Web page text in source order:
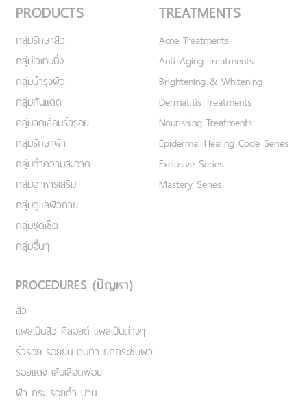
PRODUCTS
กลุ่มรักษาสิว
กลุ่มไวเทนนิ่ง
กลุ่มบำรุงผิว
กลุ่มกันแดด
กลุ่มลดเลือนริ้วรอย
กลุ่มรักษาฝ้า
กลุ่มทำความสะอาด
กลุ่มอาหารเสริม
กลุ่มดูแลผิวกาย
กลุ่มชุดเซ็ต
กลุ่มอื่นๆ
TREATMENTS
Acne Treatments
Anti Aging Treatments
Brightening & Whitening
Dermatitis Treatments
Nourishing Treatments
Epidermal Healing Code Series
Exclusive Series
Mastery Series
PROCEDURES (ปัญหา)
สิว
แผลเป็นสิว คีลอยด์ แผลเป็นต่างๆ
ริ้วรอย รอยย่น ตีนกา ยกกระชับผิว
รอยแดง เส้นเลือดฟอย
ฝ้า กระ รอยดำ ปาน